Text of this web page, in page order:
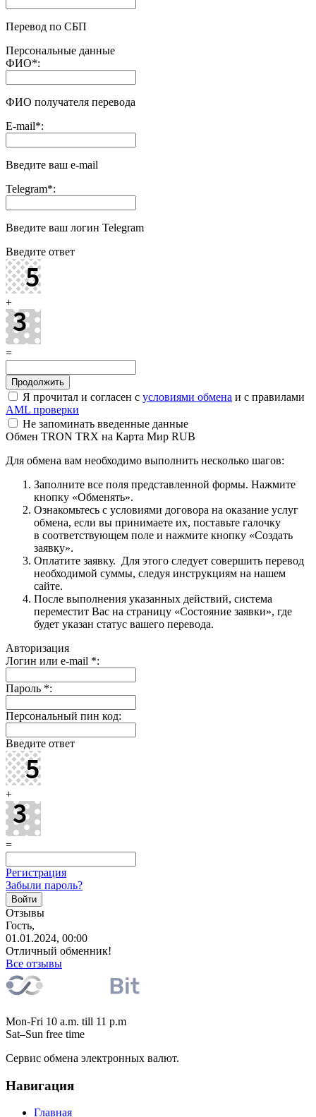
Перевод по СБП
Персональные данные
ФИО*:
ФИО получателя перевода
E-mail*:
Введите ваш e-mail
Telegram*:
Введите ваш логин Telegram
Введите ответ
+
=
Я прочитал и согласен с условиями обмена и с правилами
AML проверки
Не запоминать введенные данные
Обмен TRON TRX на Карта Мир RUB
Для обмена вам необходимо выполнить несколько шагов:
Заполните все поля представленной формы. Нажмите
кнопку «Обменять».
Ознакомьтесь с условиями договора на оказание услуг
обмена, если вы принимаете их, поставьте галочку
в соответствующем поле и нажмите кнопку «Создать
заявку».
Оплатите заявку. Для этого следует совершить перевод
необходимой суммы, следуя инструкциям на нашем
сайте.
После выполнения указанных действий, система
переместит Вас на страницу «Состояние заявки», где
будет указан статус вашего перевода.
Авторизация
Логин или e-mail *:
Пароль *:
Персональный пин код:
Введите ответ
+
=
Регистрация
Забыли пароль?
Отзывы
Гость,
01.01.2024, 00:00
Отличный обменник!
Все отзывы
Mon-Fri 10 a.m. till 11 p.m
Sat–Sun free time
Сервис обмена электронных валют.
Навигация
Главная